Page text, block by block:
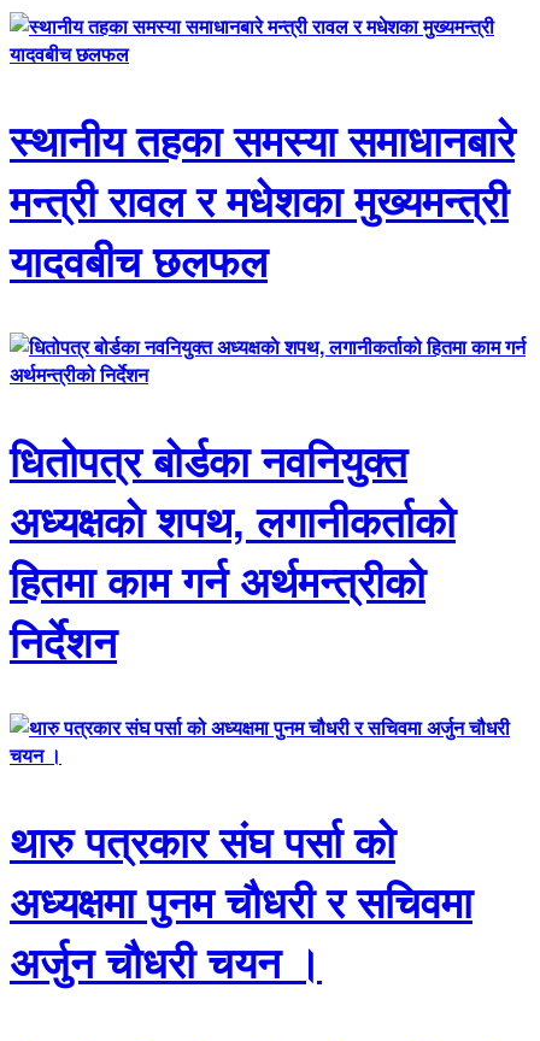
स्थानीय तहका समस्या समाधानबारे
मन्त्री रावल र मधेशका मुख्यमन्त्री
यादवबीच छलफल
धितोपत्र बोर्डका नवनियुक्त
अध्यक्षकाे शपथ, लगानीकर्ताको
हितमा काम गर्न अर्थमन्त्रीको
निर्देशन
थारु पत्रकार संघ पर्सा को
अध्यक्षमा पुनम चौधरी र सचिवमा
अर्जुन चौधरी चयन ।